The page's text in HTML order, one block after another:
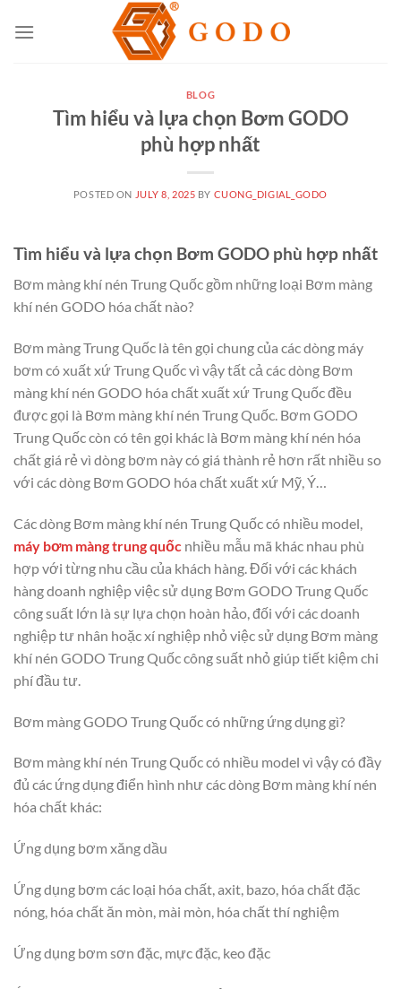
BLOG
Tìm hiểu và lựa chọn Bơm GODO
phù hợp nhất
POSTED ON JULY 8, 2025 BY CUONG_DIGIAL_GODO
Tìm hiểu và lựa chọn Bơm GODO phù hợp nhất
Bơm màng khí nén Trung Quốc gồm những loại Bơm màng
khí nén GODO hóa chất nào?
Bơm màng Trung Quốc là tên gọi chung của các dòng máy
bơm có xuất xứ Trung Quốc vì vậy tất cả các dòng Bơm
màng khí nén GODO hóa chất xuất xứ Trung Quốc đều
được gọi là Bơm màng khí nén Trung Quốc. Bơm GODO
Trung Quốc còn có tên gọi khác là Bơm màng khí nén hóa
chất giá rẻ vì dòng bơm này có giá thành rẻ hơn rất nhiều so
với các dòng Bơm GODO hóa chất xuất xứ Mỹ, Ý…
Các dòng Bơm màng khí nén Trung Quốc có nhiều model,
máy bơm màng trung quốc nhiều mẫu mã khác nhau phù
hợp với từng nhu cầu của khách hàng. Đối với các khách
hàng doanh nghiệp việc sử dụng Bơm GODO Trung Quốc
công suất lớn là sự lựa chọn hoàn hảo, đối với các doanh
nghiệp tư nhân hoặc xí nghiệp nhỏ việc sử dụng Bơm màng
khí nén GODO Trung Quốc công suất nhỏ giúp tiết kiệm chi
phí đầu tư.
Bơm màng GODO Trung Quốc có những ứng dụng gì?
Bơm màng khí nén Trung Quốc có nhiều model vì vậy có đầy
đủ các ứng dụng điển hình như các dòng Bơm màng khí nén
hóa chất khác:
Ứng dụng bơm xăng dầu
Ứng dụng bơm các loại hóa chất, axit, bazo, hóa chất đặc
nóng, hóa chất ăn mòn, mài mòn, hóa chất thí nghiệm
Ứng dụng bơm sơn đặc, mực đặc, keo đặc